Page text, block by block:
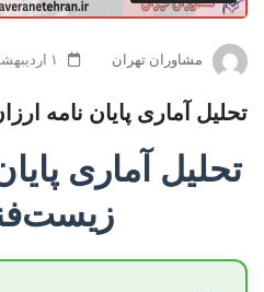
مشاوران تهران ۱ اردیبهشت ۱۴۰۵
تحلیل آماری پایان نامه
تحلیل آماری